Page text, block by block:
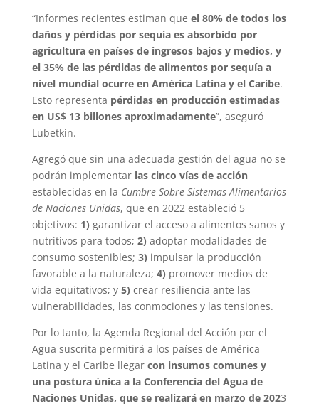
“Informes recientes estiman que el 80% de todos los
daños y pérdidas por sequía es absorbido por
agricultura en países de ingresos bajos y medios, y
el 35% de las pérdidas de alimentos por sequía a
nivel mundial ocurre en América Latina y el Caribe.
Esto representa pérdidas en producción estimadas
en US$ 13 billones aproximadamente”, aseguró
Lubetkin.
Agregó que sin una adecuada gestión del agua no se
podrán implementar las cinco vías de acción
establecidas en la Cumbre Sobre Sistemas Alimentarios
de Naciones Unidas, que en 2022 estableció 5
objetivos: 1) garantizar el acceso a alimentos sanos y
nutritivos para todos; 2) adoptar modalidades de
consumo sostenibles; 3) impulsar la producción
favorable a la naturaleza; 4) promover medios de
vida equitativos; y 5) crear resiliencia ante las
vulnerabilidades, las conmociones y las tensiones.
Por lo tanto, la Agenda Regional del Acción por el
Agua suscrita permitirá a los países de América
Latina y el Caribe llegar con insumos comunes y
una postura única a la Conferencia del Agua de
Naciones Unidas, que se realizará en marzo de 2023